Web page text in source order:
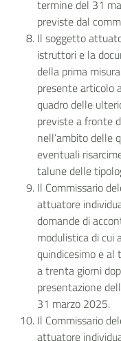
termine del 31
previste dal
Il soggetto
istruttori e la
della prima
presente articolo
quadro delle
previste a fronte
nell’ambito delle
eventuali
talune delle
Il Commissario
attuatore
domande di
modulistica di cui
quindicesimo e al
a trenta giorni
presentazione
31 marzo 2025.
Il Commissario
attuatore